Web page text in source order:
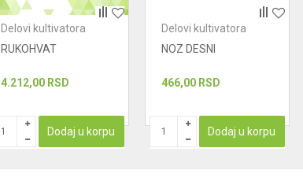
Delovi kultivatora
RUKOHVAT
4.212,00 RSD
Dodaj u korpu
Delovi kultivatora
NOZ DESNI
466,00 RSD
Dodaj u korpu